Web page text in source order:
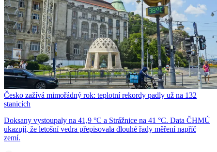
Česko zažívá mimořádný rok: teplotní rekordy padly už na 132
stanicích
Doksany vystoupaly na 41,9 °C a Strážnice na 41 °C. Data ČHMÚ
ukazují, že letošní vedra přepisovala dlouhé řady měření napříč
zemí.